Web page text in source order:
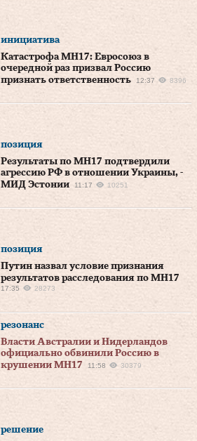
инициатива
Катастрофа MH17: Евросоюз в
очередной раз призвал Россию
признать ответственность
12:37 8396
позиция
Результаты по MH17 подтвердили
агрессию РФ в отношении Украины, -
МИД Эстонии
11:17 10251
позиция
Путин назвал условие признания
результатов расследования по MH17
17:35 28273
резонанс
Власти Австралии и Нидерландов
официально обвинили Россию в
крушении MH17
11:58 30379
решение